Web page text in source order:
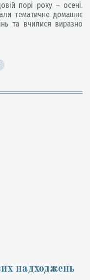
порі року – осені.
тематичне домашнє
та вчилися виразно
надходжень